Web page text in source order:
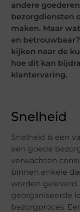
andere
bezorgdiensten
maken. Maar
en
kijken naar de
hoe dit kan
klantervaring.
Snelheid
Snelheid is een
een goede
verwachten
binnen enkele
worden
georganiseerde
bezorgproces.